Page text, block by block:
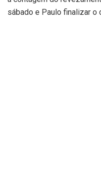
sábado e Paulo finalizar o